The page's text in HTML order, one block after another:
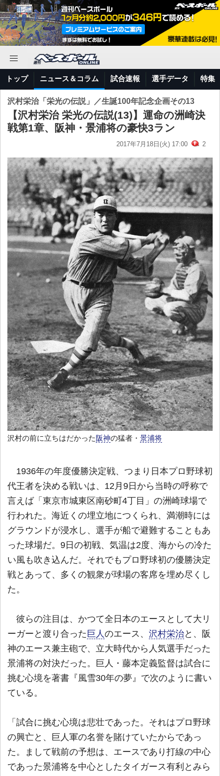
トップ ニュース＆コラム 試合速報 選手データ 特集
沢村栄治「栄光の伝説」／生誕100年記念企画その13
【沢村栄治 栄光の伝説(13)】運命の洲崎決
戦第1章、阪神・景浦将の豪快3ラン
2017年7月18日(火) 17:00 2
沢村の前に立ちはだかった 阪神の猛者・ 景浦将
1936年の年度優勝決定戦、つまり日本プロ野球初
代王者を決める戦いは、12月9日から当時の呼称で
言えば「東京市城東区南砂町4丁目」の洲崎球場で
行われた。海近くの埋立地につくられ、満潮時には
グラウンドが浸水し、選手が船で避難することもあ
った球場だ。9日の初戦、気温は2度、海からの冷た
い風も吹き込んだ。それでもプロ野球初の優勝決定
戦とあって、多くの観衆が球場の客席を埋め尽くし
た。
彼らの注目は、かつて全日本のエースとして大リ
ーガーと渡り合った 巨人のエース、 沢村栄治と、阪
神のエース兼主砲で、立大時代から人気選手だった
景浦将の対決だった。巨人・藤本定義監督は試合に
挑む心境を著書『風雪30年の夢』で次のように書い
ている。
「試合に挑む心境は悲壮であった。それはプロ野球
の興亡と、巨人軍の名誉を賭けていたからであっ
た。まして戦前の予想は、エースであり打線の中心
であった景浦将を中心としたタイガース有利とみら